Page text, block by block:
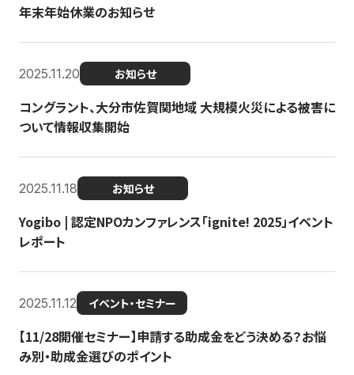
年末年始休業のお知らせ
2025.11.20 お知らせ
コングラント、大分市佐賀関地域 大規模火災による被害に
ついて情報収集開始
2025.11.18 お知らせ
Yogibo | 認定NPOカンファレンス「ignite! 2025」イベント
レポート
2025.11.12 イベント・セミナー
【11/28開催セミナー】申請する助成金をどう決める？お悩
み別・助成金選びのポイント